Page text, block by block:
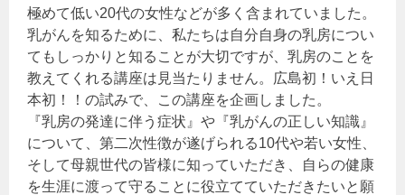
極めて低い20代の女性などが多く含まれていました。
乳がんを知るために、私たちは自分自身の乳房につい
てもしっかりと知ることが大切ですが、乳房のことを
教えてくれる講座は見当たりません。広島初！いえ日
本初！！の試みで、この講座を企画しました。
『乳房の発達に伴う症状』や『乳がんの正しい知識』
について、第二次性徴が遂げられる10代や若い女性、
そして母親世代の皆様に知っていただき、自らの健康
を生涯に渡って守ることに役立てていただきたいと願